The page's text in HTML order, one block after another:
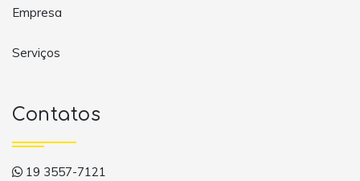
Empresa
Serviços
Contatos
19 3557-7121